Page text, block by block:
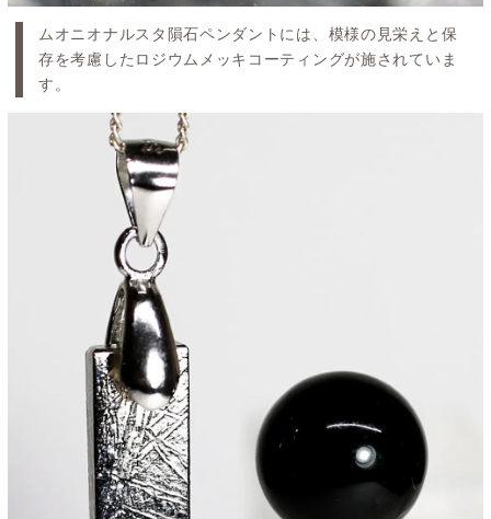
ムオニオナルスタ隕石ペンダントには、模様の見栄えと保
存を考慮したロジウムメッキコーティングが施されていま
す。